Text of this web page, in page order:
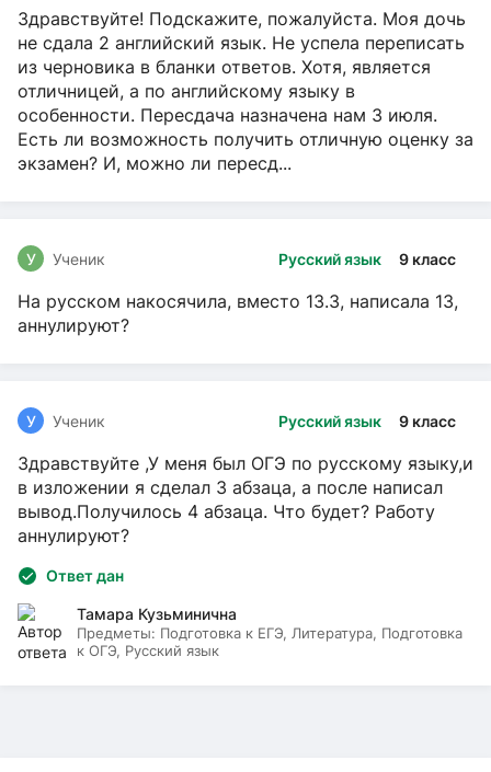
Здравствуйте! Подскажите, пожалуйста. Моя дочь
не сдала 2 английский язык. Не успела переписать
из черновика в бланки ответов. Хотя, является
отличницей, а по английскому языку в
особенности. Пересдача назначена нам 3 июля.
Есть ли возможность получить отличную оценку за
экзамен? И, можно ли пересд...
Русский язык 9 класс
У Ученик
На русском накосячила, вместо 13.3, написала 13,
аннулируют?
Русский язык 9 класс
У Ученик
Здравствуйте ,У меня был ОГЭ по русскому языку,и
в изложении я сделал 3 абзаца, а после написал
вывод.Получилось 4 абзаца. Что будет? Работу
аннулируют?
Ответ дан
Тамара Кузьминична
Предметы: Подготовка к ЕГЭ, Литература, Подготовка
к ОГЭ, Русский язык